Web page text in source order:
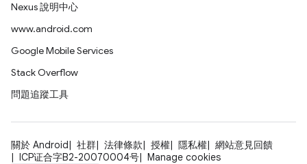
Nexus 說明中心
www.android.com
Google Mobile Services
Stack Overflow
問題追蹤工具
關於 Android 社群 法律條款 授權 隱私權
網站意見回饋
ICP证合字B2-20070004号
Manage cookies